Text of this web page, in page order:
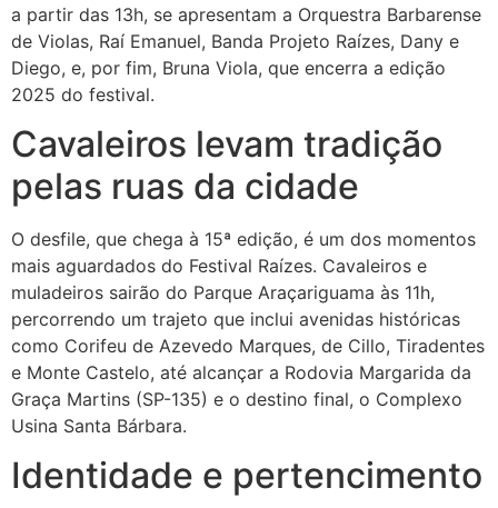
a partir das 13h, se apresentam a Orquestra Barbarense
de Violas, Raí Emanuel, Banda Projeto Raízes, Dany e
Diego, e, por fim, Bruna Viola, que encerra a edição
2025 do festival.
Cavaleiros levam tradição
pelas ruas da cidade
O desfile, que chega à 15ª edição, é um dos momentos
mais aguardados do Festival Raízes. Cavaleiros e
muladeiros sairão do Parque Araçariguama às 11h,
percorrendo um trajeto que inclui avenidas históricas
como Corifeu de Azevedo Marques, de Cillo, Tiradentes
e Monte Castelo, até alcançar a Rodovia Margarida da
Graça Martins (SP-135) e o destino final, o Complexo
Usina Santa Bárbara.
Identidade e pertencimento